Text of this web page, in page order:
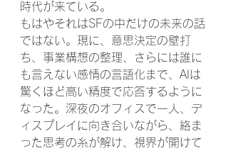
時代が来ている。
もはやそれはSFの中だけの未来の話
ではない。現に、意思決定の壁打
ち、事業構想の整理、さらには誰に
も言えない感情の言語化まで、AIは
驚くほど高い精度で応答するように
なった。深夜のオフィスで一人、デ
ィスプレイに向き合いながら、絡ま
った思考の糸が解け、視界が開けて